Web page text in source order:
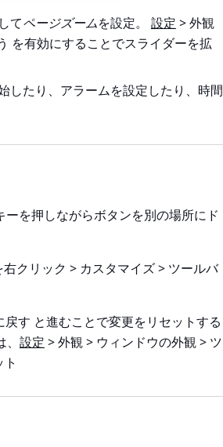
てページズームを設定。 設定 > 外観
を有効にすることでスライダーを拡
したり、アラームを設定したり、時間
ーを押しながらボタンを別の場所にド
クリック > カスタマイズ > ツールバ
戻す と進むことで変更をリセットする
設定 > 外観 > ウィンドウの外観 > ツ